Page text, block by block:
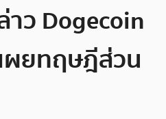
ว Dogecoin
ผยทฤษฎีส่วน